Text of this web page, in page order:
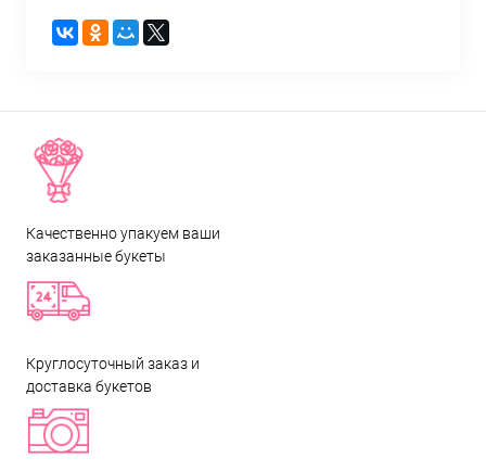
Качественно упакуем ваши
заказанные букеты
Круглосуточный заказ и
доставка букетов